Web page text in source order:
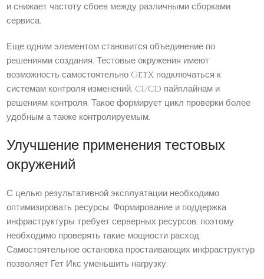
и снижает частоту сбоев между различными сборками
сервиса.
Еще одним элементом становится объединение по
решениями создания. Тестовые окружения имеют
возможность самостоятельно GetX подключаться к
системам контроля изменений, CI/CD пайплайнам и
решениям контроля. Такое формирует цикл проверки более
удобным а также контролируемым.
Улучшение применения тестовых
окружений
С целью результативной эксплуатации необходимо
оптимизировать ресурсы. Формирование и поддержка
инфраструктуры требует серверных ресурсов, поэтому
необходимо проверять такие мощности расход.
Самостоятельное остановка простаивающих инфраструктур
позволяет Гет Икс уменьшить нагрузку.